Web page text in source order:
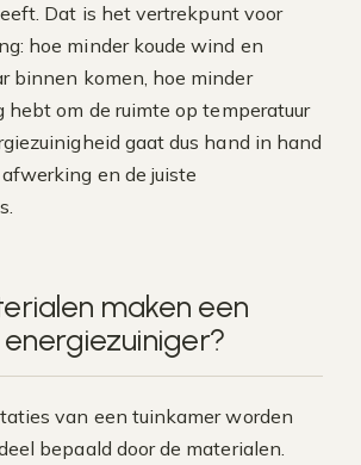
Dat is het vertrekpunt voor
hoe minder koude wind en
binnen komen, hoe minder
hebt om de ruimte op temperatuur
gaat dus hand in hand
en de juiste
maken een
van een tuinkamer worden
bepaald door de materialen.